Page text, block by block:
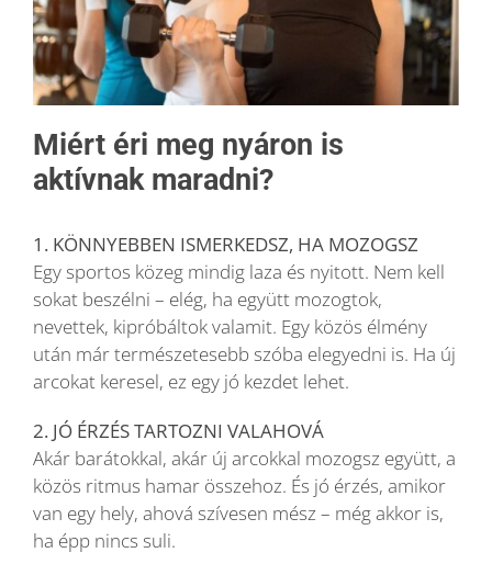
Miért éri meg nyáron is
aktívnak maradni?
1. KÖNNYEBBEN ISMERKEDSZ, HA MOZOGSZ
Egy sportos közeg mindig laza és nyitott. Nem kell
sokat beszélni – elég, ha együtt mozogtok,
nevettek, kipróbáltok valamit. Egy közös élmény
után már természetesebb szóba elegyedni is. Ha új
arcokat keresel, ez egy jó kezdet lehet.
2. JÓ ÉRZÉS TARTOZNI VALAHOVÁ
Akár barátokkal, akár új arcokkal mozogsz együtt, a
közös ritmus hamar összehoz. És jó érzés, amikor
van egy hely, ahová szívesen mész – még akkor is,
ha épp nincs suli.